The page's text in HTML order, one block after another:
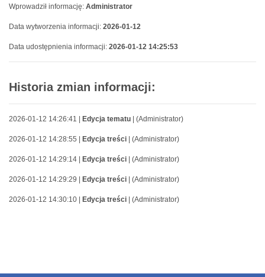
Wprowadził informację: Administrator
Data wytworzenia informacji: 2026-01-12
Data udostępnienia informacji: 2026-01-12 14:25:53
Historia zmian informacji:
2026-01-12 14:26:41 | Edycja tematu | (Administrator)
2026-01-12 14:28:55 | Edycja treści | (Administrator)
2026-01-12 14:29:14 | Edycja treści | (Administrator)
2026-01-12 14:29:29 | Edycja treści | (Administrator)
2026-01-12 14:30:10 | Edycja treści | (Administrator)